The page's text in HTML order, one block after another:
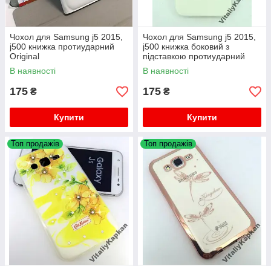
Чохол для Samsung j5 2015,
j500 книжка протиударний
Original
В наявності
175 ₴
Купити
Чохол для Samsung j5 2015,
j500 книжка боковий з
підставкою протиударний
Imperium
В наявності
175 ₴
Купити
Топ продажів Топ продажів